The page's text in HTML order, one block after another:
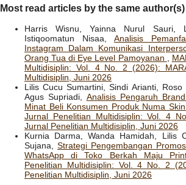
Most read articles by the same author(s)
Harris Wisnu, Yainna Nurul Sauri,
Istiqoomatun Nisaa, Analisis
Instagram Dalam Komunikasi
Orang Tua di Eye Level Pamoyanan ,
Multidisiplin: Vol. 4 No. 2 (2026):
Multidisiplin, Juni 2026
Lilis Cucu Sumartini, Sindi Arianti, Roso
Agus Supriadi, Analisis Pengaruh
Minat Beli Konsumen Produk Numa
Jurnal Penelitian Multidisiplin: Vol. 4
Jurnal Penelitian Multidisiplin, Juni 2026
Kurnia Darma, Wanda Hamidah, Lilis
Sujana, Strategi Pengembangan
WhatsApp di Toko Berkah Maju
Penelitian Multidisiplin: Vol. 4 No. 2
Penelitian Multidisiplin, Juni 2026